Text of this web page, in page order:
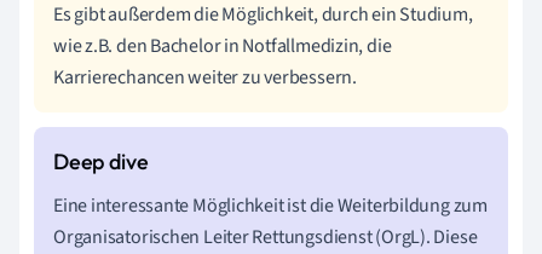
Es gibt außerdem die Möglichkeit, durch ein Studium,
wie z.B. den Bachelor in Notfallmedizin, die
Karrierechancen weiter zu verbessern.
Eine interessante Möglichkeit ist die Weiterbildung zum
Organisatorischen Leiter Rettungsdienst (OrgL). Diese